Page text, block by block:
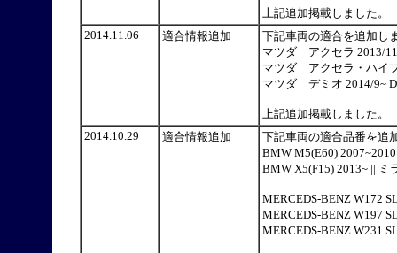
上記追加掲載しました。
2014.11.06
適合情報追加
下記車両の適合を追加し
マツダ アクセラ 2013/
マツダ アクセラ・ハイ
マツダ デミオ 2014/9~
上記追加掲載しました。
2014.10.29
適合情報追加
下記車両の適合品番を追
BMW M5(E60)
BMW X5(F15) 2013~ ||
MERCEDS-BENZ W172
MERCEDS-BENZ W197
MERCEDS-BENZ W231